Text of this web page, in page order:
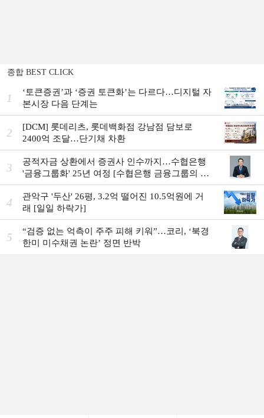
종합 BEST CLICK
1
‘토큰증권’과 ‘증권 토큰화’는 다르다…디지털 자
본시장 다음 단계는
2
[DCM] 롯데리츠, 롯데백화점 강남점 담보로
2400억 조달…단기채 차환
3
공적자금 상환에서 증권사 인수까지…수협은행
'금융그룹화' 25년 여정 [수협은행 금융그룹의 꿈
①]
4
관악구 '두산' 26평, 3.2억 떨어진 10.5억원에 거
래 [일일 하락가]
5
“검증 없는 억측이 주주 피해 키워”…코리, ‘북경
한미 미수채권 논란’ 정면 반박